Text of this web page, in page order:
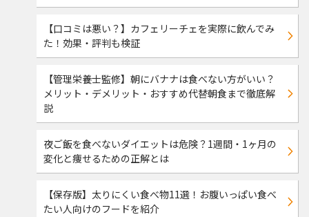
【口コミは悪い？】カフェリーチェを実際に飲んでみ
た！効果・評判も検証
【管理栄養士監修】朝にバナナは食べない方がいい？
メリット・デメリット・おすすめ代替朝食まで徹底解
説
夜ご飯を食べないダイエットは危険？1週間・1ヶ月の
変化と痩せるための正解とは
【保存版】太りにくい食べ物11選！お腹いっぱい食べ
たい人向けのフードを紹介